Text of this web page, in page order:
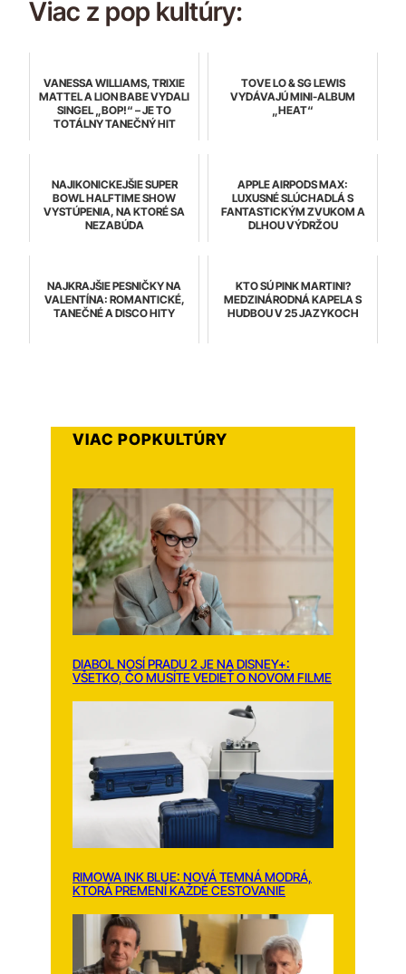
Viac z pop kultúry:
VANESSA WILLIAMS, TRIXIE
MATTEL A LION BABE VYDALI
SINGEL „BOP!“ – JE TO
TOTÁLNY TANEČNÝ HIT
TOVE LO & SG LEWIS
VYDÁVAJÚ MINI-ALBUM
„HEAT“
NAJIKONICKEJŠIE SUPER
BOWL HALFTIME SHOW
VYSTÚPENIA, NA KTORÉ SA
NEZABÚDA
APPLE AIRPODS MAX:
LUXUSNÉ SLÚCHADLÁ S
FANTASTICKÝM ZVUKOM A
DLHOU VÝDRŽOU
NAJKRAJŠIE PESNIČKY NA
VALENTÍNA: ROMANTICKÉ,
TANEČNÉ A DISCO HITY
KTO SÚ PINK MARTINI?
MEDZINÁRODNÁ KAPELA S
HUDBOU V 25 JAZYKOCH
VIAC POPKULTÚRY
DIABOL NOSÍ PRADU 2 JE NA DISNEY+:
VŠETKO, ČO MUSÍTE VEDIEŤ O NOVOM FILME
RIMOWA INK BLUE: NOVÁ TEMNÁ MODRÁ,
KTORÁ PREMENÍ KAŽDÉ CESTOVANIE